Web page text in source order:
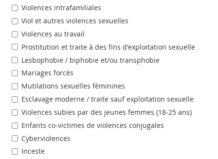
Violences intrafamiliales
Viol et autres violences sexuelles
Violences au travail
Prostitution et traite à des fins d'exploitation sexuelle
Lesbophobie / biphobie et/ou transphobie
Mariages forcés
Mutilations sexuelles féminines
Esclavage moderne / traite sauf exploitation sexuelle
Violences subies par des jeunes femmes (18-25 ans)
Enfants co-victimes de violences conjugales
Cyberviolences
Inceste